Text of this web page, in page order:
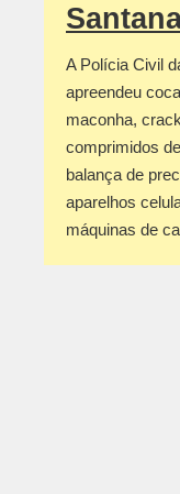
A Polícia Civil
apreendeu
maconha,
comprimidos
balança de
aparelhos
máquinas de